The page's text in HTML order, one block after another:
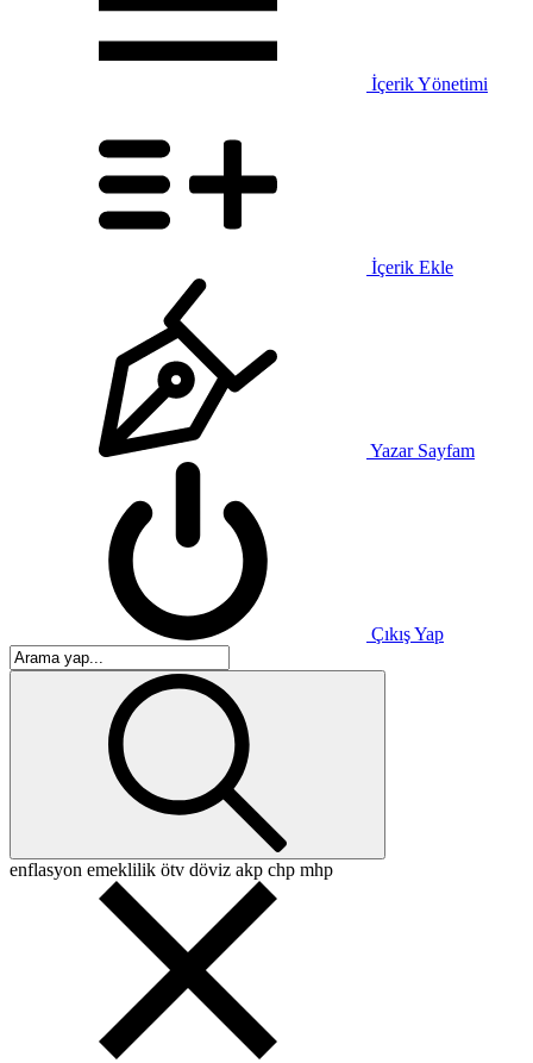
İçerik Yönetimi
İçerik Ekle
Yazar Sayfam
Çıkış Yap
enflasyon emeklilik ötv döviz akp chp mhp